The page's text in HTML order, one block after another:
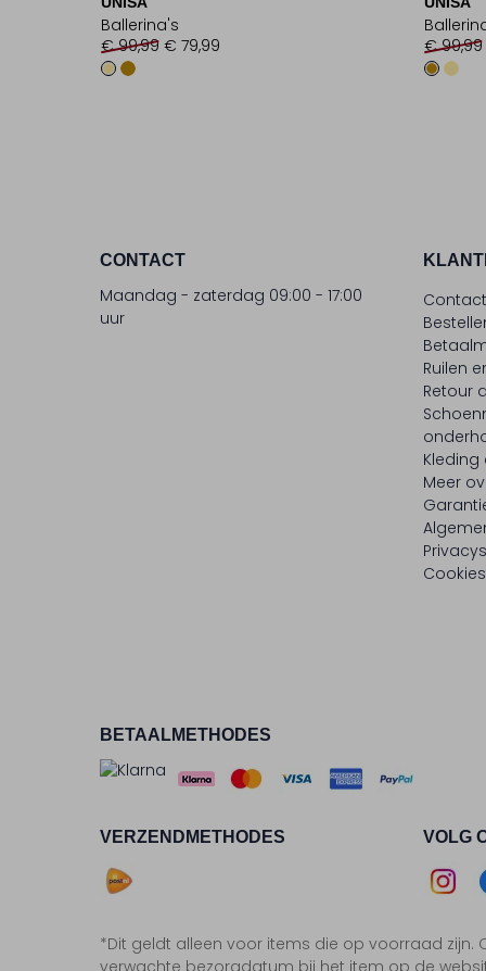
Ballerina's
€ 99,99 € 79,99
€ 99,99
CONTACT
Maandag - zaterdag 09:00 - 17:00
uur
Contact
Ruilen
Retour
Meer
BETAALMETHODES
VERZENDMETHODES VOLG
*Dit geldt alleen voor items die op voorraad zijn.